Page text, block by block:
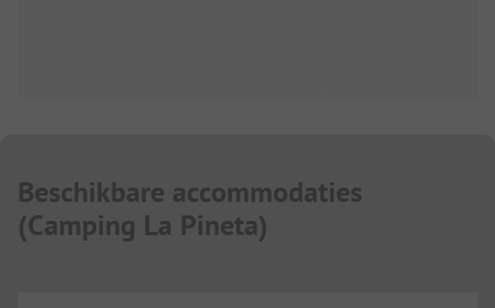
Beschikbare accommodaties
(Camping La Pineta)